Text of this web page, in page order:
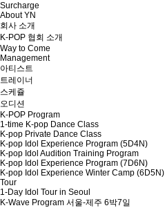
Surcharge
About YN
회사 소개
K-POP 협회 소개
Way to Come
Management
아티스트
트레이너
스케쥴
오디션
K-POP Program
1-time K-pop Dance Class
K-pop Private Dance Class
K-pop Idol Experience Program (5D4N)
K-pop Idol Audition Training Program
K-pop Idol Experience Program (7D6N)
K-pop Idol Experience Winter Camp (6D5N)
Tour
1-Day Idol Tour in Seoul
K-Wave Program 서울-제주 6박7일